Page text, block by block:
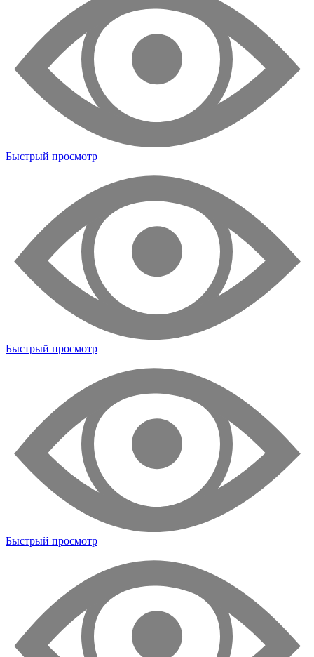
Быстрый просмотр
Быстрый просмотр
Быстрый просмотр